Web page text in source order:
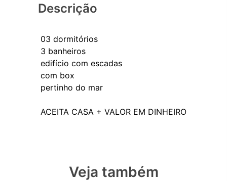
Descrição
03 dormitórios
3 banheiros
edifício com escadas
com box
pertinho do mar
Veja também